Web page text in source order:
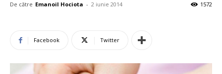
De către Emanoil Hociota - 2 iunie 2014 1572
Facebook Twitter